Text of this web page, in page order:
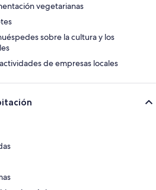
vegetarianas
sobre la cultura y los
de empresas locales